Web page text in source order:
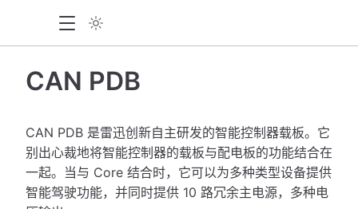
CAN PDB
CAN PDB 是雷迅创新自主研发的智能控制器载板。它
别出心裁地将智能控制器的载板与配电板的功能结合在
一起。当与 Core 结合时，它可以为多种类型设备提供
智能驾驶功能，并同时提供 10 路冗余主电源，多种电